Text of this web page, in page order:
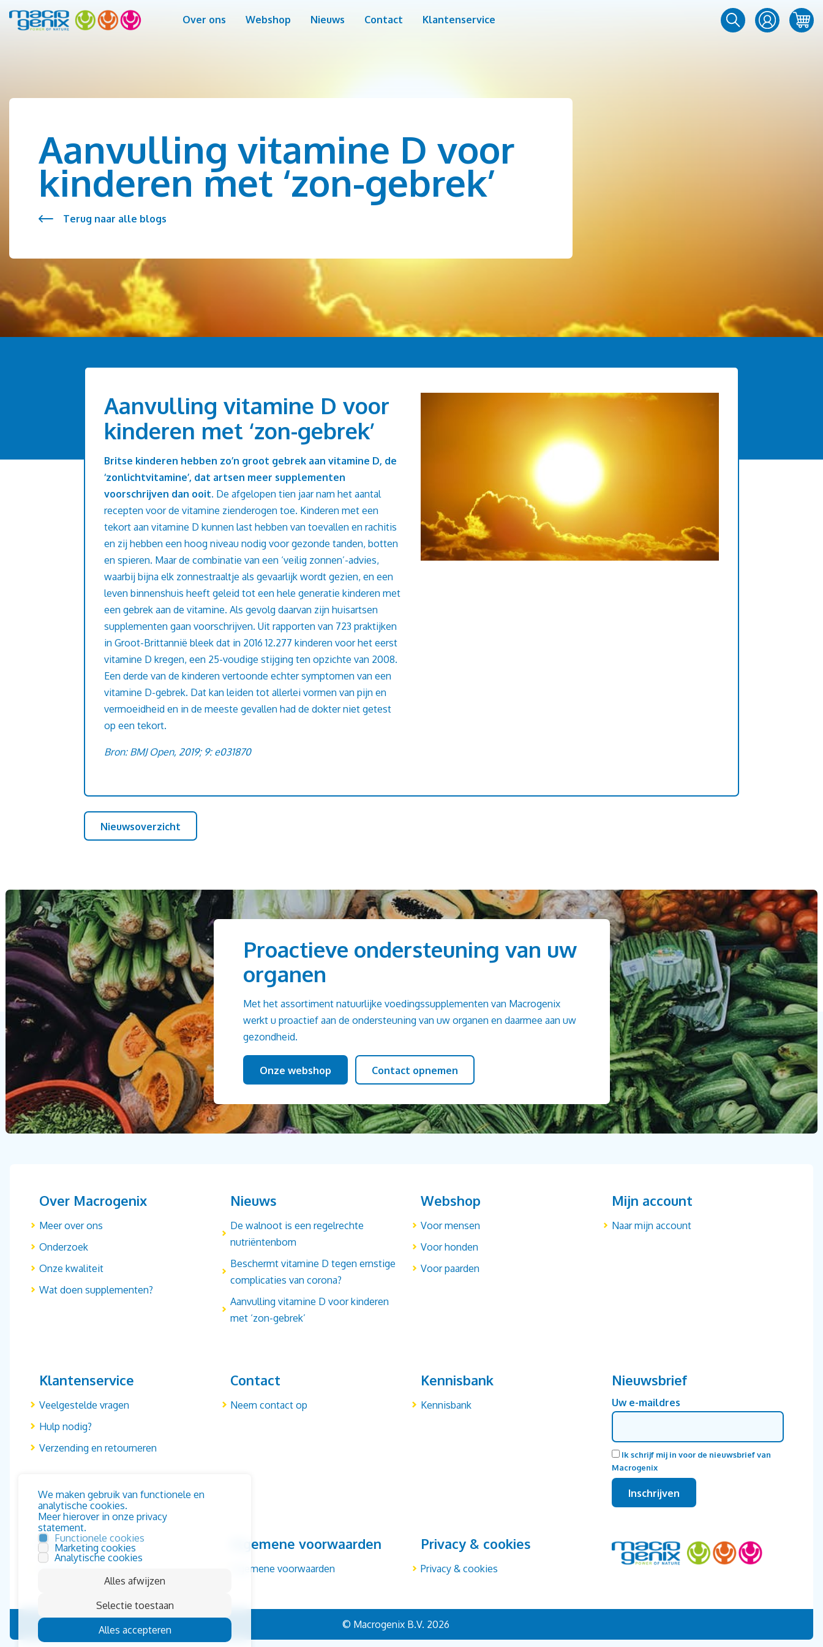
Over ons Webshop Nieuws Contact Klantenservice
Aanvulling vitamine D voor
kinderen met ‘zon-gebrek’
Terug naar alle blogs
Aanvulling vitamine D voor
kinderen met ‘zon-gebrek’
Britse kinderen hebben zo’n groot gebrek aan vitamine D, de
‘zonlichtvitamine’, dat artsen meer supplementen
voorschrijven dan ooit. De afgelopen tien jaar nam het aantal
recepten voor de vitamine zienderogen toe. Kinderen met een
tekort aan vitamine D kunnen last hebben van toevallen en rachitis
en zij hebben een hoog niveau nodig voor gezonde tanden, botten
en spieren. Maar de combinatie van een ‘veilig zonnen’-advies,
waarbij bijna elk zonnestraaltje als gevaarlijk wordt gezien, en een
leven binnenshuis heeft geleid tot een hele generatie kinderen met
een gebrek aan de vitamine. Als gevolg daarvan zijn huisartsen
supplementen gaan voorschrijven. Uit rapporten van 723 praktijken
in Groot-Brittannië bleek dat in 2016 12.277 kinderen voor het eerst
vitamine D kregen, een 25-voudige stijging ten opzichte van 2008.
Een derde van de kinderen vertoonde echter symptomen van een
vitamine D-gebrek. Dat kan leiden tot allerlei vormen van pijn en
vermoeidheid en in de meeste gevallen had de dokter niet getest
op een tekort.
Bron: BMJ Open, 2019; 9: e031870
Nieuwsoverzicht
Proactieve ondersteuning van uw
organen
Met het assortiment natuurlijke voedingssupplementen van Macrogenix
werkt u proactief aan de ondersteuning van uw organen en daarmee aan uw
gezondheid.
Onze webshop Contact opnemen
Over Macrogenix
Meer over ons
Onderzoek
Onze kwaliteit
Wat doen supplementen?
Nieuws
De walnoot is een regelrechte
nutriëntenbom
Beschermt vitamine D tegen ernstige
complicaties van corona?
Aanvulling vitamine D voor kinderen
met ‘zon-gebrek’
Webshop
Voor mensen
Voor honden
Voor paarden
Mijn account
Naar mijn account
Klantenservice
Veelgestelde vragen
Hulp nodig?
Verzending en retourneren
Contact
Neem contact op
Kennisbank
Kennisbank
Nieuwsbrief
Uw e-maildres
Ik schrijf mij in voor de nieuwsbrief van
Macrogenix
Disclaimer Algemene voorwaarden
Algemene voorwaarden
Privacy & cookies
Privacy & cookies
© Macrogenix B.V. 2026
We maken gebruik van functionele en
analytische cookies.
Meer hierover in onze privacy
statement.
Functionele cookies
Marketing cookies
Analytische cookies
Alles afwijzen
Selectie toestaan
Alles accepteren